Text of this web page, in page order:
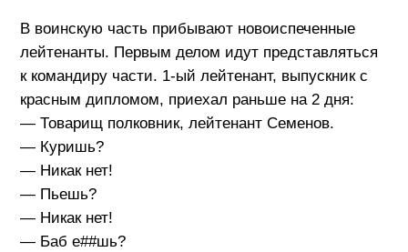
В воинскую часть прибывают новоиспеченные
лейтенанты. Первым делом идут представляться
к командиру части. 1-ый лейтенант, выпускник с
красным дипломом, приехал раньше на 2 дня:
— Товарищ полковник, лейтенант Семенов.
— Куришь?
— Никак нет!
— Пьешь?
— Никак нет!
— Баб е##шь?